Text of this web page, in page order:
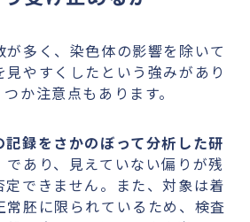
が多く、染色体の影響を除いて
やすくしたという強みがあり
か注意点もあります。
記録をさかのぼって分析した研
であり、見えていない偏りが残
定できません。また、対象は着
胚に限られているため、検査